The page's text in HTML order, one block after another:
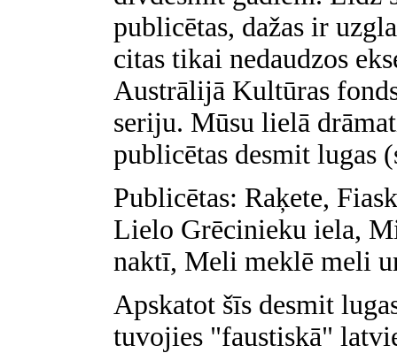
publicētas, dažas ir
citas tikai nedaudzos
Austrālijā Kultūras
seriju. Mūsu lielā
publicētas desmit lugas
Publicētas: Raķete,
Lielo Grēcinieku iela,
naktī, Meli meklē meli
Apskatot šīs desmit
tuvojies "faustiskā"